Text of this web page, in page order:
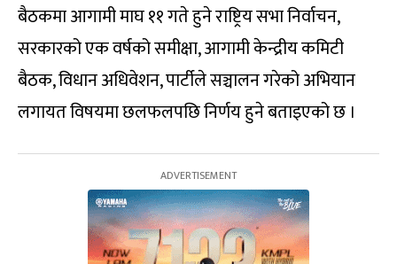
बैठकमा आगामी माघ ११ गते हुने राष्ट्रिय सभा निर्वाचन,
सरकारको एक वर्षको समीक्षा, आगामी केन्द्रीय कमिटी
बैठक, विधान अधिवेशन, पार्टीले सञ्चालन गरेको अभियान
लगायत विषयमा छलफलपछि निर्णय हुने बताइएको छ ।